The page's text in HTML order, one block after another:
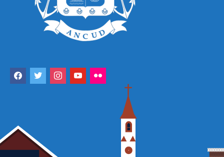
facebooktwitter instagramyoutubeflickr